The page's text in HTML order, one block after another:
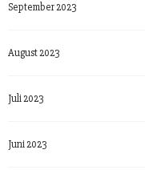
September 2023
August 2023
Juli 2023
Juni 2023